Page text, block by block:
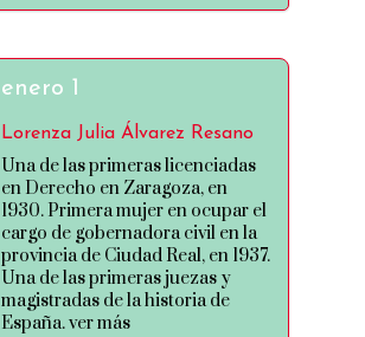
Lorenza Julia Álvarez Resano
enero 1
Una de las primeras licenciadas
en Derecho en Zaragoza, en
1930. Primera mujer en ocupar el
cargo de gobernadora civil en la
provincia de Ciudad Real, en 1937.
Una de las primeras juezas y
magistradas de la historia de
España. ver más